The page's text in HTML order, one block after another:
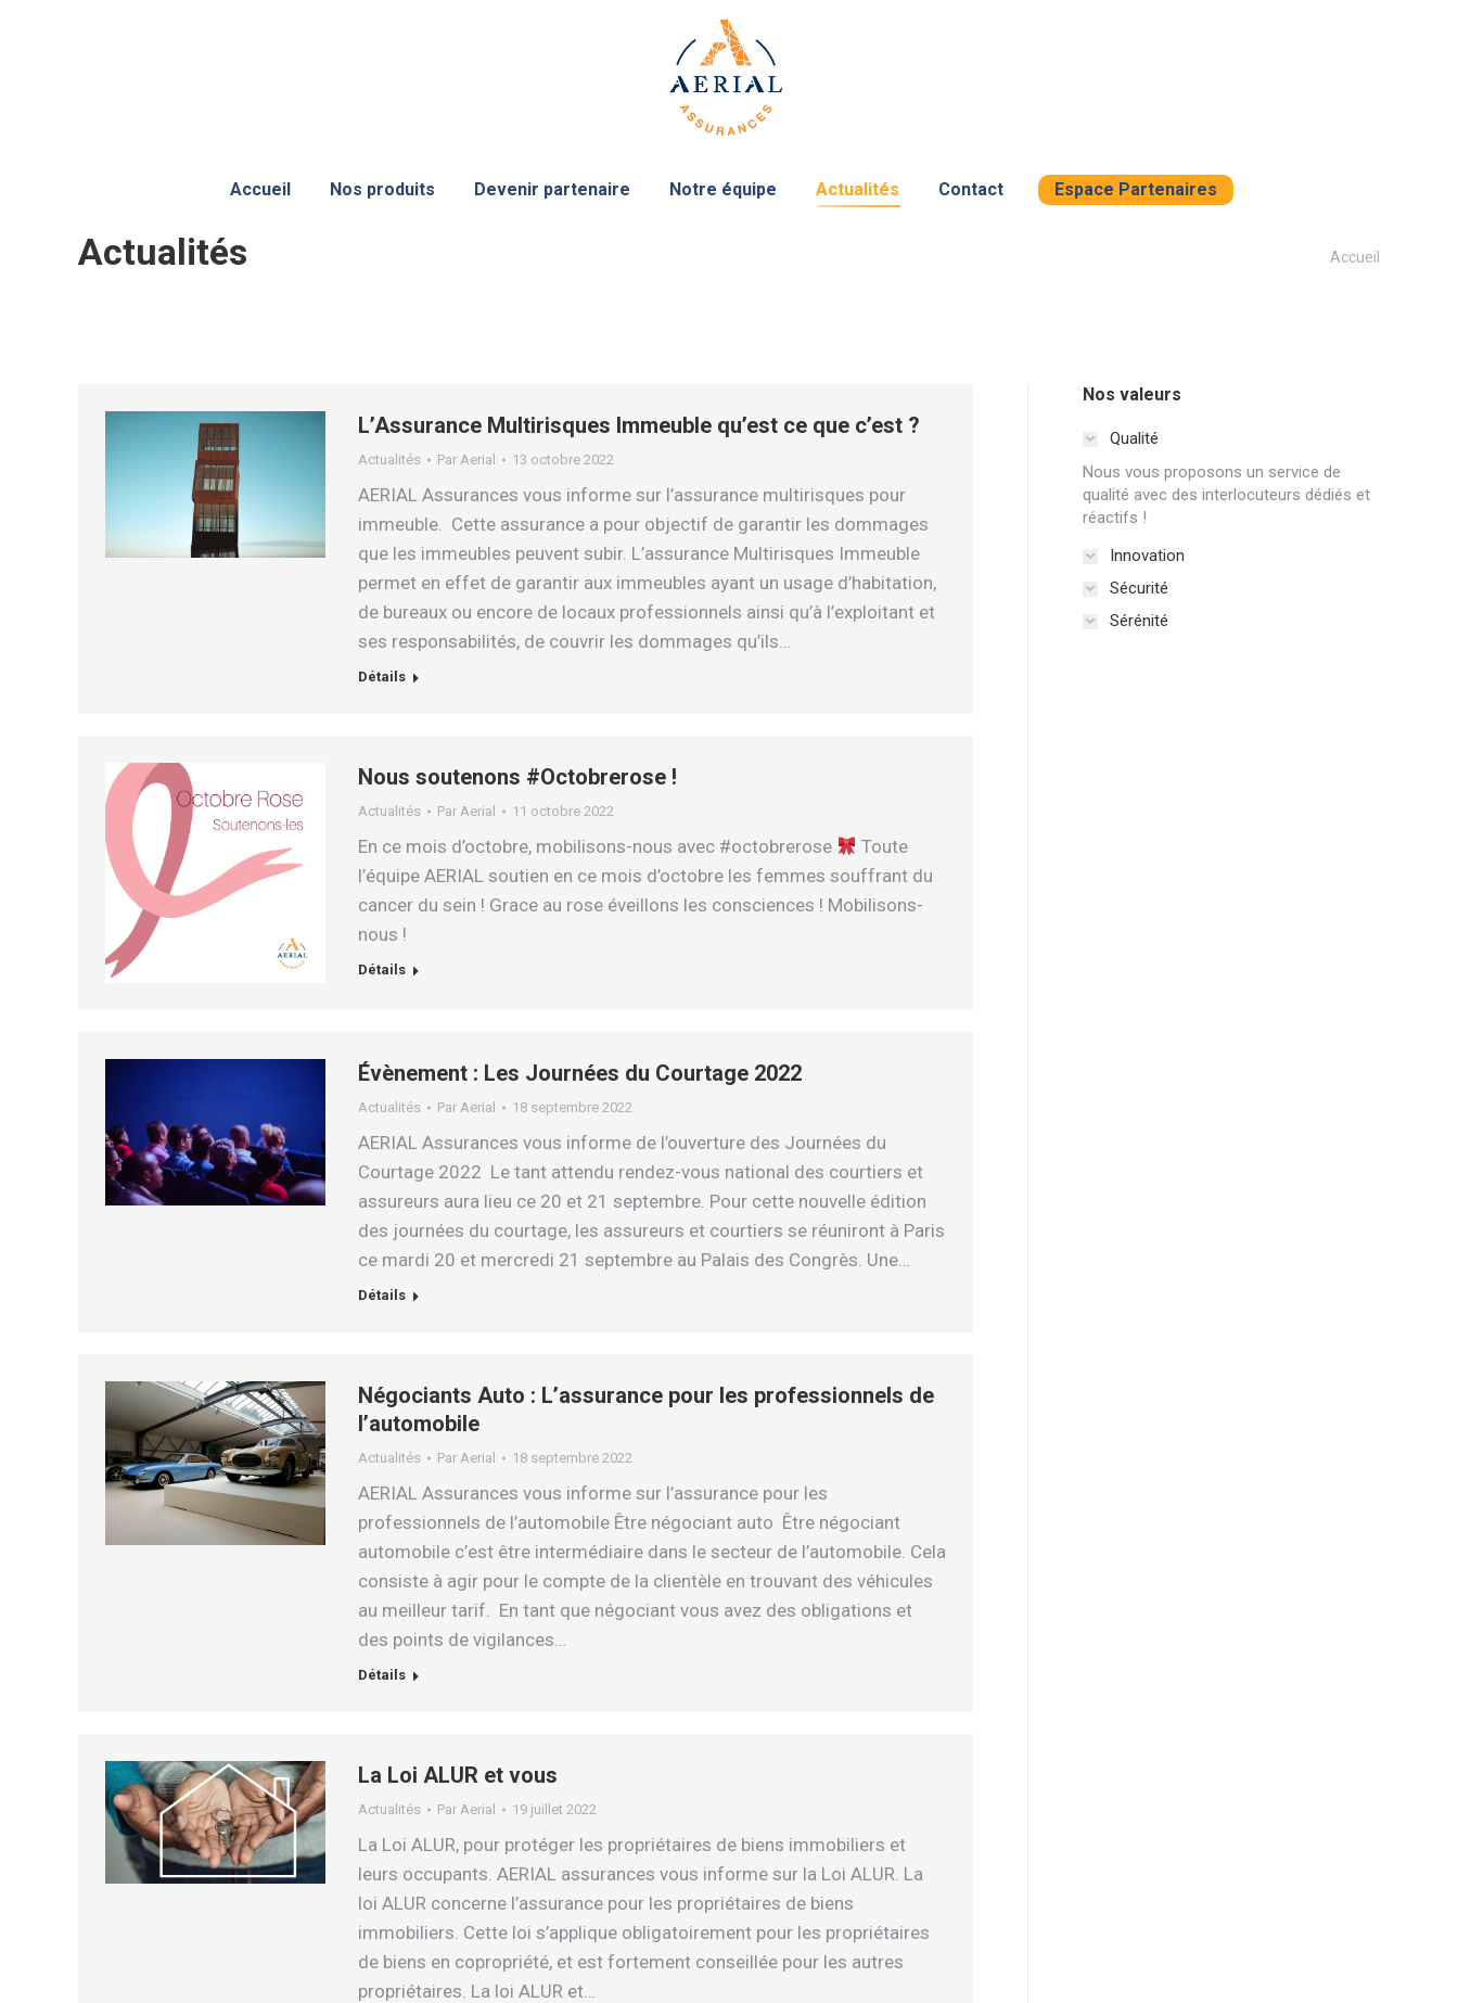
Accueil Nos produits Devenir partenaire Notre équipe Actualités Contact Espace Partenaires
Actualités
Vous êtes
Accueil
L’Assurance Multirisques Immeuble qu’est ce que c’est ?
Actualités Par Aerial 13 octobre 2022
AERIAL Assurances vous informe sur l’assurance multirisques pour
immeuble. Cette assurance a pour objectif de garantir les dommages
que les immeubles peuvent subir. L’assurance Multirisques Immeuble
permet en effet de garantir aux immeubles ayant un usage d’habitation,
de bureaux ou encore de locaux professionnels ainsi qu’à l’exploitant et
ses responsabilités, de couvrir les dommages qu’ils…
Détails
Nous soutenons #Octobrerose !
Actualités Par Aerial 11 octobre 2022
En ce mois d’octobre, mobilisons-nous avec #octobrerose
Toute
l’équipe AERIAL soutien en ce mois d’octobre les femmes souffrant du
cancer du sein ! Grace au rose éveillons les consciences ! Mobilisons-
nous !
Détails
Évènement : Les Journées du Courtage 2022
Actualités Par Aerial 18 septembre 2022
AERIAL Assurances vous informe de l’ouverture des Journées du
Courtage 2022 Le tant attendu rendez-vous national des courtiers et
assureurs aura lieu ce 20 et 21 septembre. Pour cette nouvelle édition
des journées du courtage, les assureurs et courtiers se réuniront à Paris
ce mardi 20 et mercredi 21 septembre au Palais des Congrès. Une…
Détails
Négociants Auto : L’assurance pour les professionnels de
l’automobile
Actualités Par Aerial 18 septembre 2022
AERIAL Assurances vous informe sur l’assurance pour les
professionnels de l’automobile Être négociant auto Être négociant
automobile c’est être intermédiaire dans le secteur de l’automobile. Cela
consiste à agir pour le compte de la clientèle en trouvant des véhicules
au meilleur tarif. En tant que négociant vous avez des obligations et
des points de vigilances…
Détails
La Loi ALUR et vous
Actualités Par Aerial 19 juillet 2022
La Loi ALUR, pour protéger les propriétaires de biens immobiliers et
leurs occupants. AERIAL assurances vous informe sur la Loi ALUR. La
loi ALUR concerne l’assurance pour les propriétaires de biens
immobiliers. Cette loi s’applique obligatoirement pour les propriétaires
de biens en copropriété, et est fortement conseillée pour les autres
propriétaires. La loi ALUR et…
Nos valeurs
Qualité
Nous vous proposons un service de
qualité avec des interlocuteurs dédiés et
réactifs !
Innovation
Sécurité
Sérénité